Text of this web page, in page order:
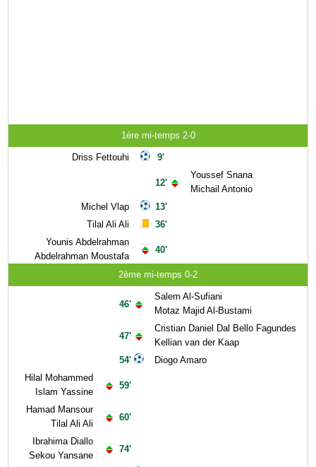
1ère mi-temps 2-0
Driss Fettouhi
Michel Vlap
Tilal Ali Ali
Younis Abdelrahman
Abdelrahman Moustafa
9'
12'
13'
36'
40'
Youssef Snana
Michail Antonio
2ème mi-temps 0-2
Hilal Mohammed
Islam Yassine
Hamad Mansour
Tilal Ali Ali
Ibrahima Diallo
Sekou Yansane
46'
47'
54'
59'
60'
74'
Salem Al-Sufiani
Motaz Majid Al-Bustami
Cristian Daniel Dal Bello Fagundes
Kellian van der Kaap
Diogo Amaro